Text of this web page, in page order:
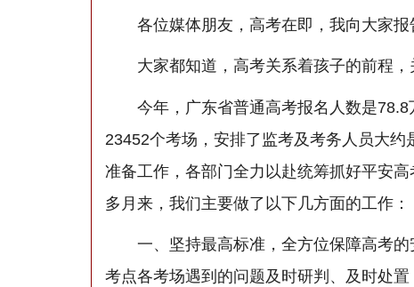
各位媒体朋友，高考在即，我向大家报
大家都知道，高考关系着孩子的前程，
今年，广东省普通高考报名人数是78.8
23452个考场，安排了监考及考务人员大
准备工作，各部门全力以赴统筹抓好平安高
多月来，我们主要做了以下几方面的工作：
一、坚持最高标准，全方位保障高考的
考点各考场遇到的问题及时研判、及时处